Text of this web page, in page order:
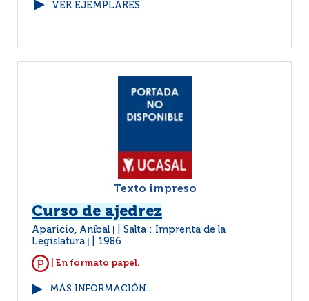
VER EJEMPLARES
Texto impreso
Curso de ajedrez
Aparicio, Aníbal
Salta : Imprenta de la
Legislatura
1986
| En formato papel.
MÁS INFORMACIÓN...